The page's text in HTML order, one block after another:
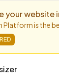
your website
Platform is the